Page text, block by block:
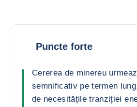
Puncte forte
Cererea de minereu
semnificativ pe termen
de necesitățile tranziției